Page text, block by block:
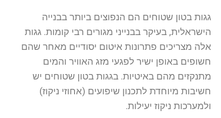
גגות בטון שטוחים הם הנפוצים ביותר בבנייה
הישראלית, בעיקר בבנייני מגורים רבי קומות. גגות
אלה מצריכים פתרונות איטום יסודיים מאחר שהם
חשופים באופן ישיר לפגעי מזג האוויר והמים
מתנקזים מהם באיטיות. בגגות בטון שטוחים יש
חשיבות מיוחדת לתכנון שיפועים (אחוזי ניקוז)
ולמערכות ניקוז יעילות.